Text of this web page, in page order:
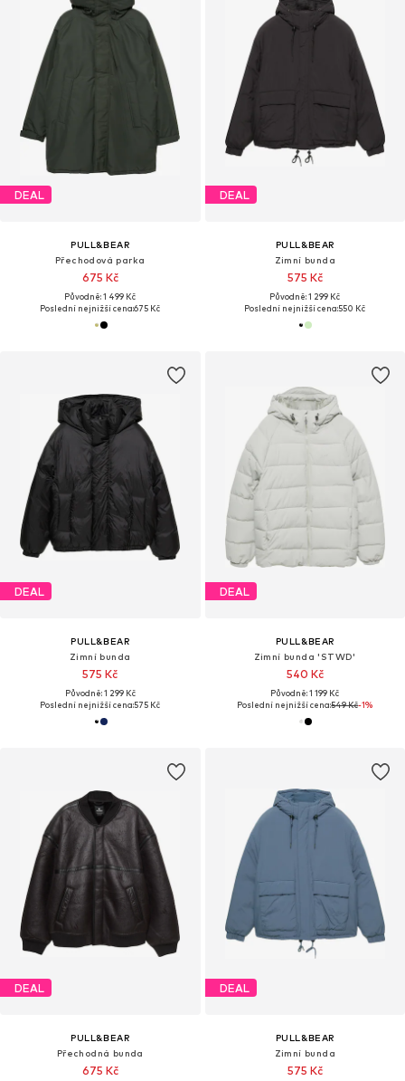
DEAL
PULL&BEAR
Přechodová parka
675 Kč
Původně: 1 499 Kč
Poslední nejnižší cena:675 Kč
DEAL
PULL&BEAR
Zimní bunda
575 Kč
Původně: 1 299 Kč
Poslední nejnižší cena:550 Kč
DEAL
PULL&BEAR
Zimní bunda
575 Kč
Původně: 1 299 Kč
Poslední nejnižší cena:575 Kč
DEAL
PULL&BEAR
Zimní bunda 'STWD'
540 Kč
Původně: 1 199 Kč
Poslední nejnižší cena:549 Kč-1%
DEAL
PULL&BEAR
Přechodná bunda
675 Kč
DEAL
PULL&BEAR
Zimní bunda
575 Kč